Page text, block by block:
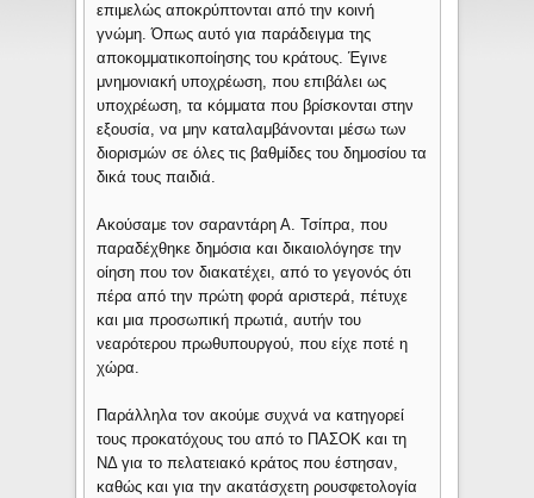
επιμελώς αποκρύπτονται από την κοινή
γνώμη. Όπως αυτό για παράδειγμα της
αποκομματικοποίησης του κράτους. Έγινε
μνημονιακή υποχρέωση, που επιβάλει ως
υποχρέωση, τα κόμματα που βρίσκονται στην
εξουσία, να μην καταλαμβάνονται μέσω των
διορισμών σε όλες τις βαθμίδες του δημοσίου τα
δικά τους παιδιά.
Ακούσαμε τον σαραντάρη Α. Τσίπρα, που
παραδέχθηκε δημόσια και δικαιολόγησε την
οίηση που τον διακατέχει, από το γεγονός ότι
πέρα από την πρώτη φορά αριστερά, πέτυχε
και μια προσωπική πρωτιά, αυτήν του
νεαρότερου πρωθυπουργού, που είχε ποτέ η
χώρα.
Παράλληλα τον ακούμε συχνά να κατηγορεί
τους προκατόχους του από το ΠΑΣΟΚ και τη
ΝΔ για το πελατειακό κράτος που έστησαν,
καθώς και για την ακατάσχετη ρουσφετολογία